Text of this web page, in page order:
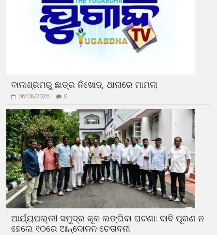
ବାଳାଶ୍ରମରୁ ଛାତ୍ର ନିଖୋଜ, ଥାନାରେ ମାମଲା
06/08/2026 0
ଆର୍ଯ୍ୟପଲ୍ଲୀ ସମୁଦ୍ର କୂଳ ଲଙ୍ଘିବା ଘଟଣା: ଦାବି ପୂରଣ ନ
ହେଲେ ୧୦ରେ ଆନ୍ଦୋଳନ ଚେତାବନୀ